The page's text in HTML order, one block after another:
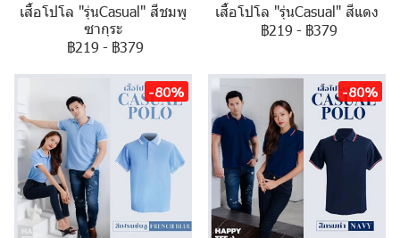
เสื้อโปโล "รุ่นCasual" สีชมพู
ซากุระ
฿219 - ฿379
เสื้อโปโล "รุ่นCasual" สีแดง
฿219 - ฿379
-80% -80%